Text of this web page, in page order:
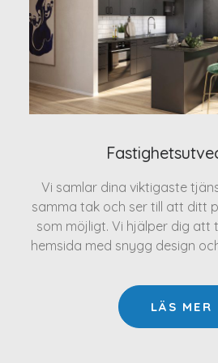
Vi samlar dina viktigaste
samma tak och ser till att ditt
som möjligt. Vi hjälper dig att
hemsida med snygg design
LÄS MER